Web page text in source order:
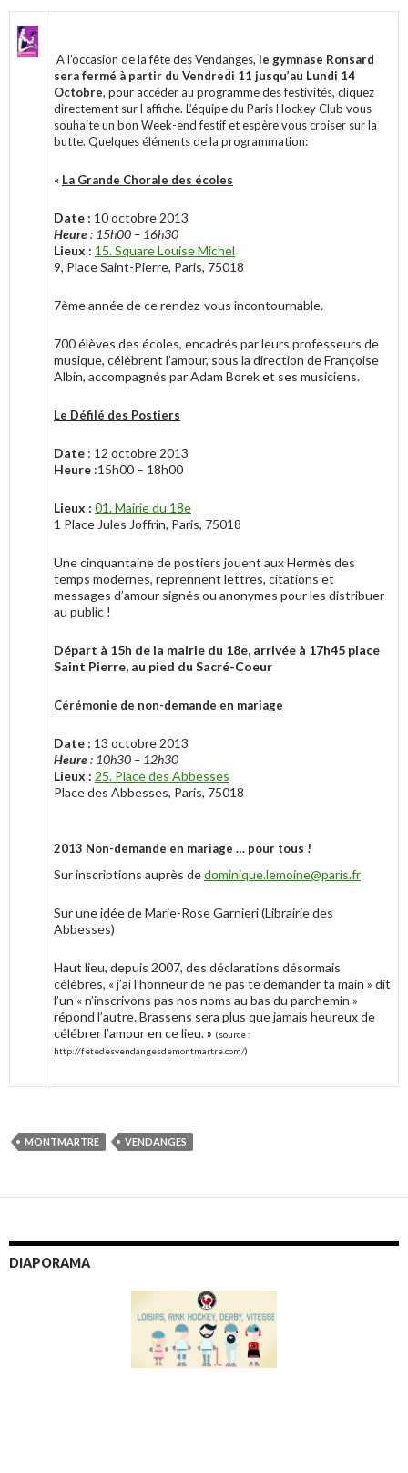
A l’occasion de la fête des Vendanges, le gymnase Ronsard
sera fermé à partir du Vendredi 11 jusqu’au Lundi 14
Octobre, pour accéder au programme des festivités, cliquez
directement sur l affiche. L’équipe du Paris Hockey Club vous
souhaite un bon Week-end festif et espère vous croiser sur la
butte. Quelques éléments de la programmation:
« La Grande Chorale des écoles
Date : 10 octobre 2013
Heure: 15h00 – 16h30
Lieux : 15. Square Louise Michel
9, Place Saint-Pierre, Paris, 75018
7ème année de ce rendez-vous incontournable.
700 élèves des écoles, encadrés par leurs professeurs de
musique, célèbrent l’amour, sous la direction de Françoise
Albin, accompagnés par Adam Borek et ses musiciens.
Le Défilé des Postiers
Date : 12 octobre 2013
Heure :15h00 – 18h00
Lieux : 01. Mairie du 18e
1 Place Jules Joffrin, Paris, 75018
Une cinquantaine de postiers jouent aux Hermès des
temps modernes, reprennent lettres, citations et
messages d’amour signés ou anonymes pour les distribuer
au public !
Départ à 15h de la mairie du 18e, arrivée à 17h45 place
Saint Pierre, au pied du Sacré-Coeur
Cérémonie de non-demande en mariage
Date : 13 octobre 2013
Heure: 10h30 – 12h30
Lieux : 25. Place des Abbesses
Place des Abbesses, Paris, 75018
2013 Non-demande en mariage … pour tous !
Sur inscriptions auprès dedominique.lemoine@paris.fr
Sur une idée de Marie-Rose Garnieri (Librairie des
Abbesses)
Haut lieu, depuis 2007, des déclarations désormais
célèbres, « j’ai l’honneur de ne pas te demander ta main » dit
l’un « n’inscrivons pas nos noms au bas du parchemin »
répond l’autre. Brassens sera plus que jamais heureux de
célébrer l’amour en ce lieu.» (source :
http://fetedesvendangesdemontmartre.com/)
MONTMARTRE VENDANGES
DIAPORAMA